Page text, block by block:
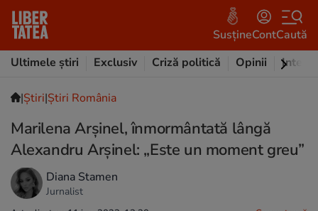
SusțineContCaută
Ultimele știri
Exclusiv Criză politică Opinii
|Ştiri|Știri România
Marilena Arșinel, înmormântată lângă
Alexandru Arșinel: „Este un moment greu”
Diana Stamen
Jurnalist